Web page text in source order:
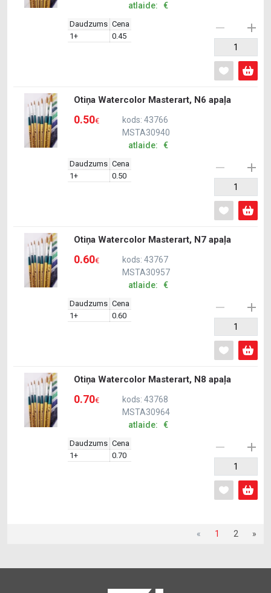
atlaide: €
Daudzums Cena
1+
0.45
Otiņa Watercolor Masterart, N6 apaļa
0.50€
kods: 43766
MSTA30940
atlaide: €
Daudzums Cena
1+
0.50
Otiņa Watercolor Masterart, N7 apaļa
0.60€
kods: 43767
MSTA30957
atlaide: €
Daudzums Cena
1+
0.60
Otiņa Watercolor Masterart, N8 apaļa
0.70€
kods: 43768
MSTA30964
atlaide: €
Daudzums Cena
1+
0.70
« 1 2 »